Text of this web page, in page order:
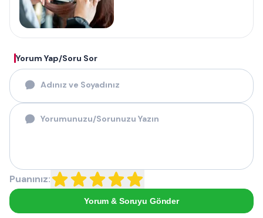
Yorum Yap/Soru Sor
Puanınız:
Yorum & Soruyu Gönder